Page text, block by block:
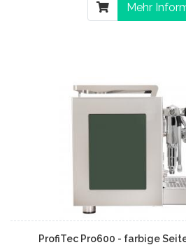
Mehr
ProfiTec Pro600 - farbige